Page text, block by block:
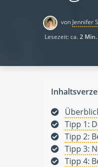
von Jennifer
Lesezeit: ca.2 Min.
Tipp 1:
Tipp 2:
Tipp 3:
Tipp 4: